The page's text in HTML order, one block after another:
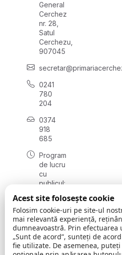
General
Cerchez
nr. 28,
Satul
Cerchezu,
907045
0241
780
204
0374
918
685
Program
de lucru
cu
publicul:
08:00 -
16:30
, vineri:
08:00 -
14:00
Acest site folosește cookie
Folosim cookie-uri pe site-ul
mai relevantă experiență,
dumneavoastră. Prin
„Sunt de acord”, sunteți de
fie utilizate. De asemenea,